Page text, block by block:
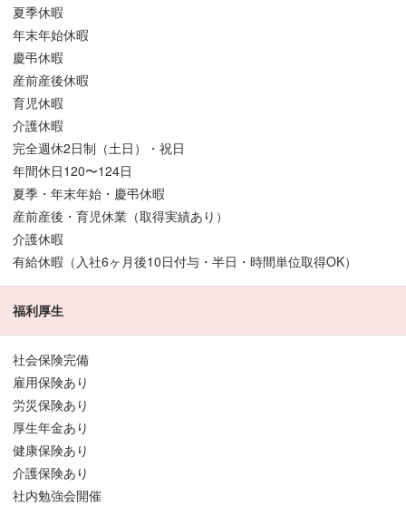
夏季休暇
年末年始休暇
慶弔休暇
産前産後休暇
育児休暇
介護休暇
完全週休2日制（土日）・祝日
年間休日120〜124日
夏季・年末年始・慶弔休暇
産前産後・育児休業（取得実績あり）
介護休暇
有給休暇（入社6ヶ月後10日付与・半日・時間単位取得OK）
福利厚生
社会保険完備
雇用保険あり
労災保険あり
厚生年金あり
健康保険あり
介護保険あり
社内勉強会開催